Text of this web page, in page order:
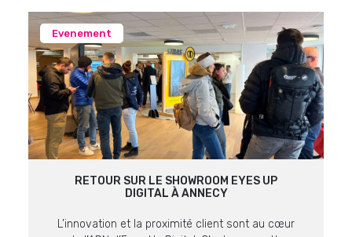
Evenement
RETOUR SUR LE SHOWROOM EYES UP
DIGITAL À ANNECY
L’innovation et la proximité client sont au cœur